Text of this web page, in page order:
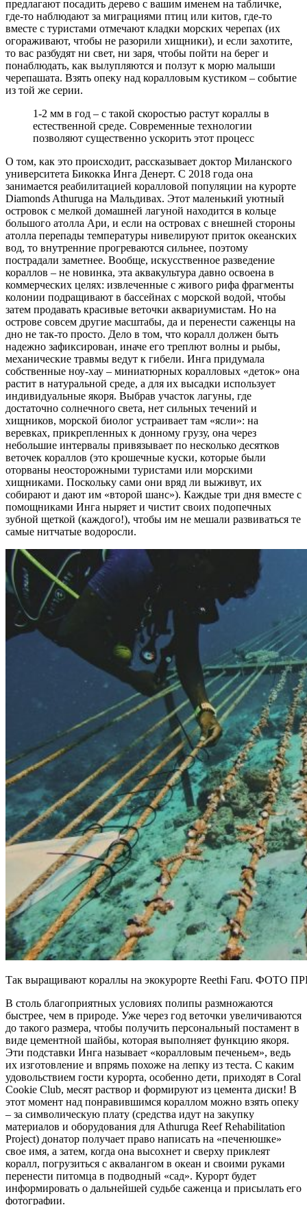
предлагают посадить дерево с вашим именем на табличке,
где-то наблюдают за миграциями птиц или китов, где-то
вместе с туристами отмечают кладки морских черепах (их
огораживают, чтобы не разорили хищники), и если захотите,
то вас разбудят ни свет, ни заря, чтобы пойти на берег и
понаблюдать, как вылупляются и ползут к морю малыши
черепашата. Взять опеку над коралловым кустиком – событие
из той же серии.
1-2 мм в год – с такой скоростью растут кораллы в
естественной среде. Современные технологии
позволяют существенно ускорить этот процесс
О том, как это происходит, рассказывает доктор Миланского
университета Бикокка Инга Денерт. С 2018 года она
занимается реабилитацией коралловой популяции на курорте
Diamonds Athuruga на Мальдивах. Этот маленький уютный
островок с мелкой домашней лагуной находится в кольце
большого атолла Ари, и если на островах с внешней стороны
атолла перепады температуры нивелируют приток океанских
вод, то внутренние прогреваются сильнее, поэтому
пострадали заметнее. Вообще, искусственное разведение
кораллов – не новинка, эта аквакультура давно освоена в
коммерческих целях: извлеченные с живого рифа фрагменты
колонии подращивают в бассейнах с морской водой, чтобы
затем продавать красивые веточки аквариумистам. Но на
острове совсем другие масштабы, да и перенести саженцы на
дно не так-то просто. Дело в том, что коралл должен быть
надежно зафиксирован, иначе его треплют волны и рыбы,
механические травмы ведут к гибели. Инга придумала
собственные ноу-хау – миниатюрных коралловых «деток» она
растит в натуральной среде, а для их высадки использует
индивидуальные якоря. Выбрав участок лагуны, где
достаточно солнечного света, нет сильных течений и
хищников, морской биолог устраивает там «ясли»: на
веревках, прикрепленных к донному грузу, она через
небольшие интервалы привязывает по несколько десятков
веточек кораллов (это крошечные куски, которые были
оторваны неосторожными туристами или морскими
хищниками. Поскольку сами они вряд ли выживут, их
собирают и дают им «второй шанс»). Каждые три дня вместе с
помощниками Инга ныряет и чистит своих подопечных
зубной щеткой (каждого!), чтобы им не мешали развиваться те
самые нитчатые водоросли.
Так выращивают кораллы на экокурорте Reethi Faru.
В столь благоприятных условиях полипы размножаются
быстрее, чем в природе. Уже через год веточки увеличиваются
до такого размера, чтобы получить персональный постамент в
виде цементной шайбы, которая выполняет функцию якоря.
Эти подставки Инга называет «коралловым печеньем», ведь
их изготовление и впрямь похоже на лепку из теста. С каким
удовольствием гости курорта, особенно дети, приходят в Coral
Cookie Club, месят раствор и формируют из цемента диски! В
этот момент над понравившимся кораллом можно взять опеку
– за символическую плату (средства идут на закупку
материалов и оборудования для Athuruga Reef Rehabilitation
Project) донатор получает право написать на «печенюшке»
свое имя, а затем, когда она высохнет и сверху приклеят
коралл, погрузиться с аквалангом в океан и своими руками
перенести питомца в подводный «сад». Курорт будет
информировать о дальнейшей судьбе саженца и присылать его
фотографии.